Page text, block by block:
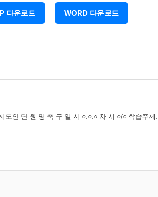
비슷한 축국이라는 운동이 있었음
에 소개
다운로드 WORD 다운로드
도안 단 원 명 축 구 일 시 ○.○.○ 차 시 ○/○ 학습주제...